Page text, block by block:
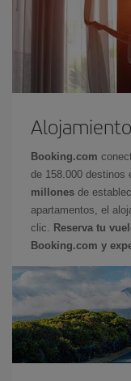
Booking.com
de 158.000 destinos
millones de
apartamentos, el
clic.
Reserva tu
Booking.com y